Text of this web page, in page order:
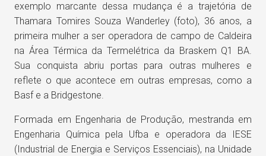
exemplo marcante dessa mudança é a trajetória de
Thamara Tomires Souza Wanderley (foto), 36 anos, a
primeira mulher a ser operadora de campo de Caldeira
na Área Térmica da Termelétrica da Braskem Q1 BA.
Sua conquista abriu portas para outras mulheres e
reflete o que acontece em outras empresas, como a
Basf e a Bridgestone.
Formada em Engenharia de Produção, mestranda em
Engenharia Química pela Ufba e operadora da IESE
(Industrial de Energia e Serviços Essenciais), na Unidade